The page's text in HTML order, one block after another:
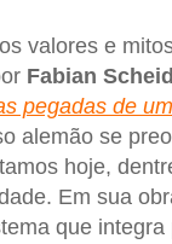
valores e
Fabian
pegadas de
alemão se
hoje,
Em sua
que integra